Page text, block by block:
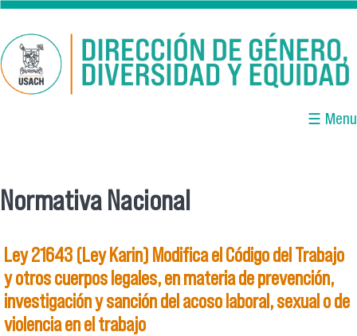
Pasar al contenido principal
☰ Menu
Normativa Nacional
Ley 21643 (Ley Karin) Modifica el Código del Trabajo
y otros cuerpos legales, en materia de prevención,
investigación y sanción del acoso laboral, sexual o de
violencia en el trabajo